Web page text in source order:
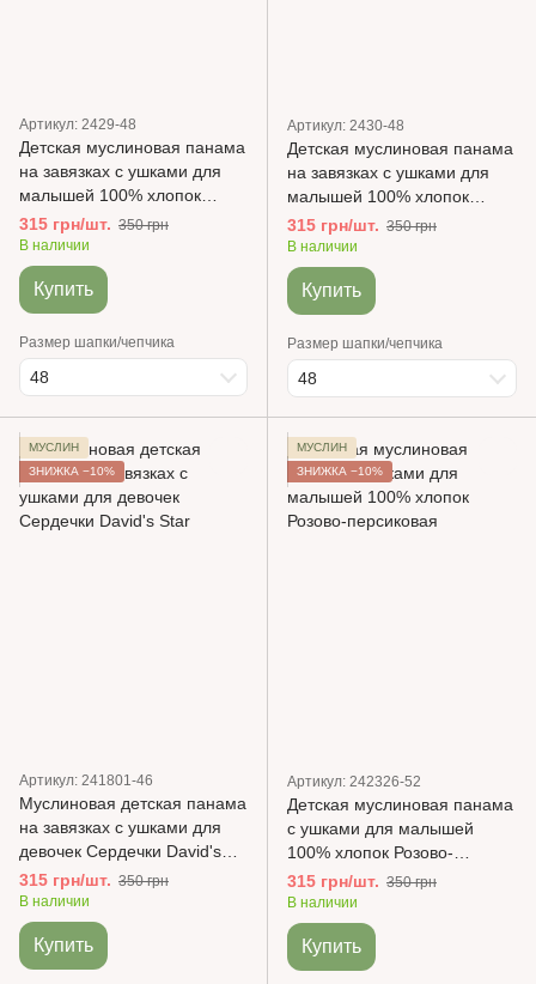
Артикул: 2429-48
Детская муслиновая панама
на завязках с ушками для
малышей 100% хлопок
Оливковая однотон
315 грн/шт. 350 грн
В наличии
Купить
Размер шапки/чепчика
48
Артикул: 2430-48
Детская муслиновая панама
на завязках с ушками для
малышей 100% хлопок
Молочная с одуванчиками
315 грн/шт. 350 грн
В наличии
Купить
Размер шапки/чепчика
48
МУСЛИН
ЗНИЖКА −10%
Артикул: 241801-46
Муслиновая детская панама
на завязках с ушками для
девочек Сердечки David's
Star
315 грн/шт. 350 грн
В наличии
Купить
МУСЛИН
ЗНИЖКА −10%
Артикул: 242326-52
Детская муслиновая панама
с ушками для малышей
100% хлопок Розово-
персиковая
315 грн/шт. 350 грн
В наличии
Купить